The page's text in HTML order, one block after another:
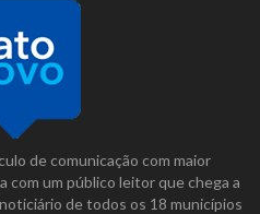
de comunicação com maior
com um público leitor que chega a
de todos os 18 municípios